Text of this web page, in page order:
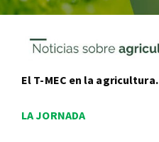
El T-MEC en la agricultura.
LA JORNADA